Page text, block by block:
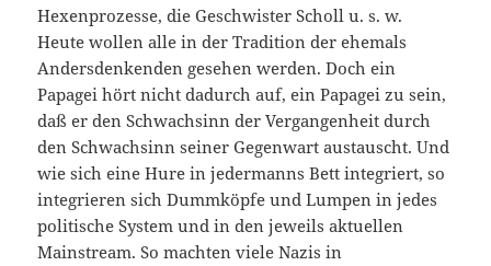
Hexenprozesse, die Geschwister Scholl u. s. w.
Heute wollen alle in der Tradition der ehemals
Andersdenkenden gesehen werden. Doch ein
Papagei hört nicht dadurch auf, ein Papagei zu sein,
daß er den Schwachsinn der Vergangenheit durch
den Schwachsinn seiner Gegenwart austauscht. Und
wie sich eine Hure in jedermanns Bett integriert, so
integrieren sich Dummköpfe und Lumpen in jedes
politische System und in den jeweils aktuellen
Mainstream. So machten viele Nazis in